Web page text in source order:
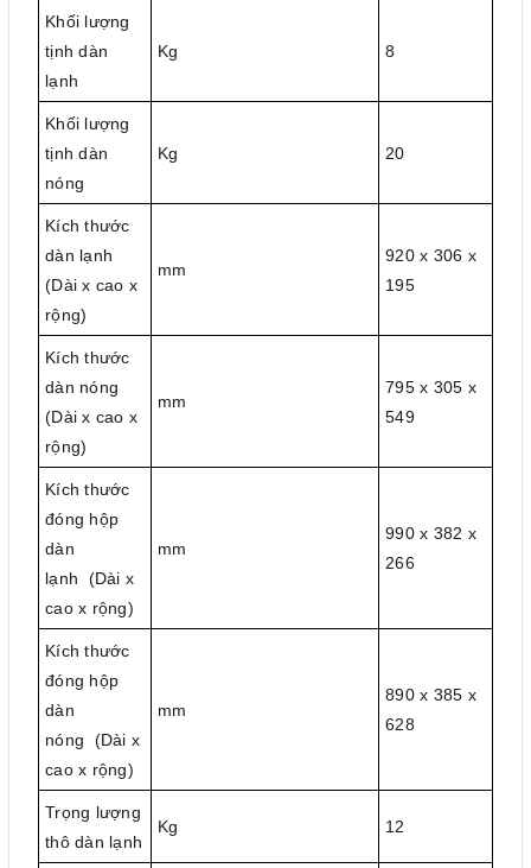
Khối lượng
tịnh dàn
lạnh
Kg 8
Khối lượng
tịnh dàn
nóng
Kg 20
Kích thước
dàn lạnh
(Dài x cao x
rộng)
mm
920 x 306 x
195
Kích thước
dàn nóng
(Dài x cao x
rộng)
mm
795 x 305 x
549
Kích thước
đóng hộp
dàn
lạnh (Dài x
cao x rộng)
mm
990 x 382 x
266
Kích thước
đóng hộp
dàn
nóng (Dài x
cao x rộng)
mm
890 x 385 x
628
Trọng lượng
thô dàn lạnh
Kg 12